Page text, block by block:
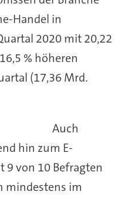
Handel in
2020 mit 20,22
% höheren
(17,36 Mrd.
Auch
hin zum E-
9 von 10 Befragten
mindestens im